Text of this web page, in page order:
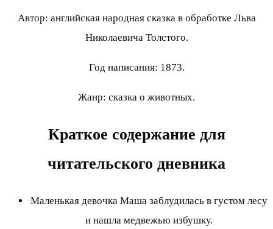
Автор: английская народная сказка в обработке Льва
Николаевича Толстого.
Год написания: 1873.
Жанр: сказка о животных.
Краткое содержание для
читательского дневника
Маленькая девочка Маша заблудилась в густом лесу
и нашла медвежью избушку.